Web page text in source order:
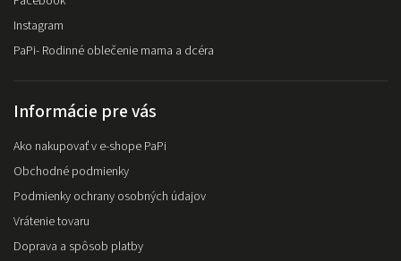
Instagram
PaPi- Rodinné oblečenie mama a dcéra
Informácie pre vás
Ako nakupovať v e-shope PaPi
Obchodné podmienky
Podmienky ochrany osobných údajov
Vrátenie tovaru
Doprava a spôsob platby